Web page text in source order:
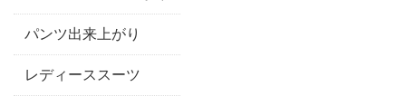
パンツ出来上がり
レディーススーツ